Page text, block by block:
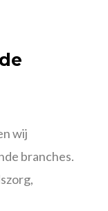
wij
branches.